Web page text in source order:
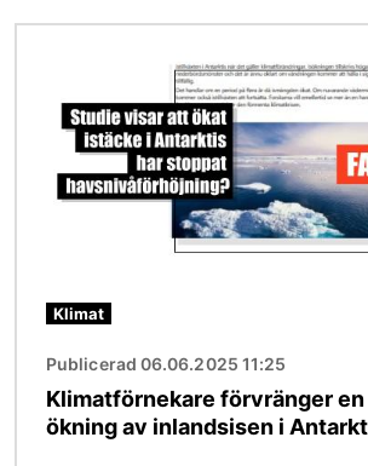
Klimat
Publicerad 06.06.2025 11:25
Klimatförnekare förvränger
ökning av inlandsisen i